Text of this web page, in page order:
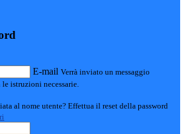
E-mail Verrà inviato un messaggio
istruzioni necessarie.
al nome utente? Effettua il reset della password